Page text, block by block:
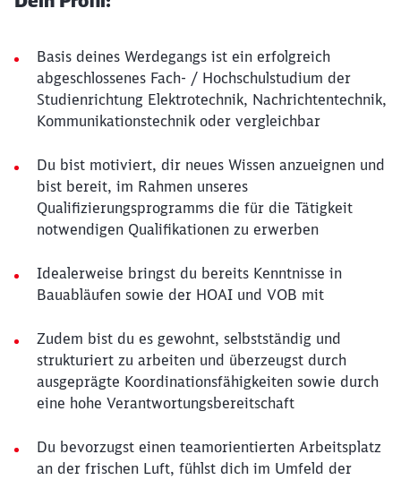
Basis deines Werdegangs ist ein erfolgreich
abgeschlossenes Fach- / Hochschulstudium der
Studienrichtung Elektrotechnik, Nachrichtentechnik,
Kommunikationstechnik oder vergleichbar
Du bist motiviert, dir neues Wissen anzueignen und
bist bereit, im Rahmen unseres
Qualifizierungsprogramms die für die Tätigkeit
notwendigen Qualifikationen zu erwerben
Idealerweise bringst du bereits Kenntnisse in
Bauabläufen sowie der HOAI und VOB mit
Zudem bist du es gewohnt, selbstständig und
strukturiert zu arbeiten und überzeugst durch
ausgeprägte Koordinationsfähigkeiten sowie durch
eine hohe Verantwortungsbereitschaft
Du bevorzugst einen teamorientierten Arbeitsplatz
an der frischen Luft, fühlst dich im Umfeld der